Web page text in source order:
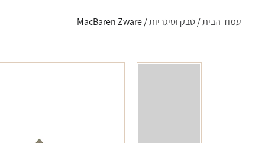
עמוד הבית/טבק וסיגריות/ MacBaren Zware